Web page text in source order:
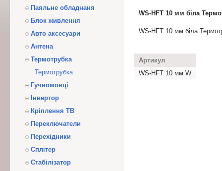
Паяльне обладнаня
Блок живлення
Авто аксесуари
Антена
Термотрубка
Термотрубка
Гучномовці
Інвертор
Кріплення ТВ
Переключатели
Перехідники
Сплітер
Стабілізатор
WS-HFT 10 мм біла
WS-HFT 10 мм біла
Артикул
WS-HFT 10 мм W